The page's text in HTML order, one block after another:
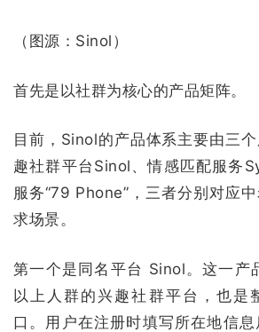
（图源：Sinol）
首先是以社群为核心的产品矩阵。
目前，Sinol的产品体系主要由三
趣社群平台Sinol、情感匹配服务
服务“79 Phone”，三者分别对应
求场景。
第一个是同名平台 Sinol。这一产
以上人群的兴趣社群平台，也是
口。用户在注册时填写所在地信